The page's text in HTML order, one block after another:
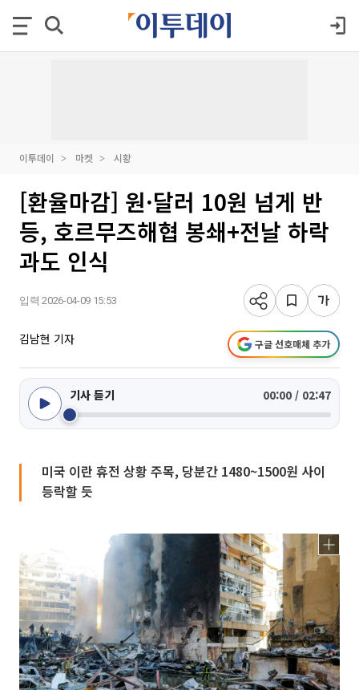
이투데이 마켓 시황
[환율마감] 원·달러 10원 넘게 반
등, 호르무즈해협 봉쇄+전날 하락
과도 인식
입력 2026-04-09 15:53
김남현 기자 구글 선호매체 추가
기사 듣기 00:00 / 02:47
미국 이란 휴전 상황 주목, 당분간 1480~1500원 사이
등락할 듯